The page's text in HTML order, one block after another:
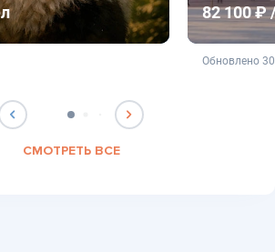
публичной офертой
82 100 ₽
не
Обновлено
СМОТРЕТЬ ВСЕ